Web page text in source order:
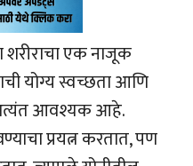
शरीराचा एक नाजूक
योग्य स्वच्छता आणि
आवश्यक आहे.
प्रयत्न करतात, पण